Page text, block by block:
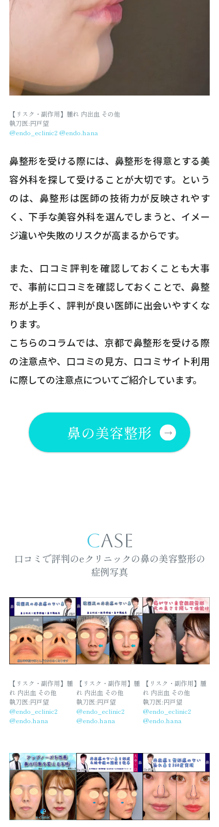
【リスク・副作用】腫れ 内出血 その他
執刀医:円戸望
@endo_eclinic2 @endo.hana
鼻整形を受ける際には、鼻整形を得意とする美
容外科を探して受けることが大切です。という
のは、鼻整形は医師の技術力が反映されやす
く、下手な美容外科を選んでしまうと、イメー
ジ違いや失敗のリスクが高まるからです。
また、口コミ評判を確認しておくことも大事
で、事前に口コミを確認しておくことで、鼻整
形が上手く、評判が良い医師に出会いやすくな
ります。
こちらのコラムでは、京都で鼻整形を受ける際
の注意点や、口コミの見方、口コミサイト利用
に際しての注意点についてご紹介しています。
鼻の美容整形
CASE
口コミで評判のeクリニックの鼻の美容整形の
症例写真
【リスク・副作用】腫
れ 内出血 その他
執刀医:円戸望
@endo_eclinic2
@endo.hana
【リスク・副作用】腫
れ 内出血 その他
執刀医:円戸望
@endo_eclinic2
@endo.hana
【リスク・副作用】腫
れ 内出血 その他
執刀医:円戸望
@endo_eclinic2
@endo.hana